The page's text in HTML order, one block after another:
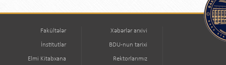
Fakültələr
İnstitutlar
Elmi Kitabxana
Xəbərlər arxivi
BDU-nun tarixi
Rektorlarımız